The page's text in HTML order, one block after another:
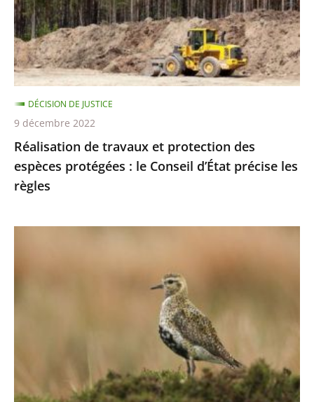
des
espèces
protégées
:
le
Conseil
d’État
précise
les
règles
Réalisation de travaux et protection des
espèces protégées : le Conseil d’État précise les
règles
DÉCISION DE JUSTICE
9 décembre 2022
2022